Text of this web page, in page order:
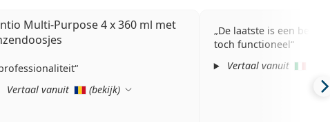
Multi-Purpose 4 x 360 ml met
Vertaal vanuit
(bekijk)
De laatste is een
toch functioneel
Vertaal vanuit